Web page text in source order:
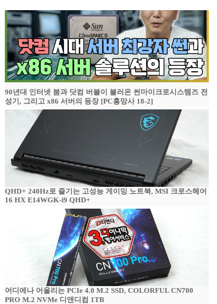
90년대 인터넷 붐과 닷컴 버블이 불러온 썬마이크로시스템즈 전
성기, 그리고 x86 서버의 등장 [PC흥망사 18-2]
QHD+ 240Hz로 즐기는 고성능 게이밍 노트북, MSI 크로스헤어
16 HX E14WGK-i9 QHD+
어디에나 어울리는 PCIe 4.0 M.2 SSD, COLORFUL CN700
PRO M.2 NVMe 디앤디컴 1TB